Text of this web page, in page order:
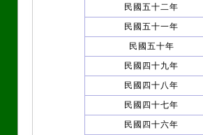
民國五十二年
民國五十一年
民國五十年
民國四十九年
民國四十八年
民國四十七年
民國四十六年